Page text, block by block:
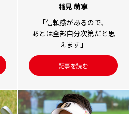
稲見 萌寧
「信頼感があるので、
あとは全部自分次第だと思
えます」
記事を読む